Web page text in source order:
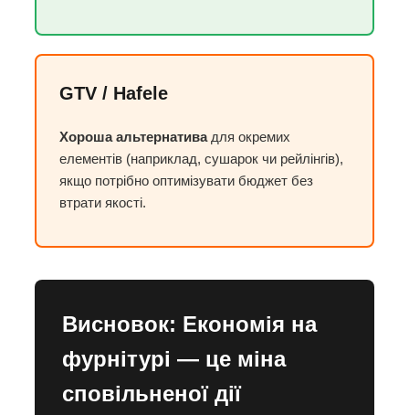
GTV / Hafele
Хороша альтернативадля окремих
елементів (наприклад, сушарок чи рейлінгів),
якщо потрібно оптимізувати бюджет без
втрати якості.
Висновок: Економія на
фурнітурі — це міна
сповільненої дії